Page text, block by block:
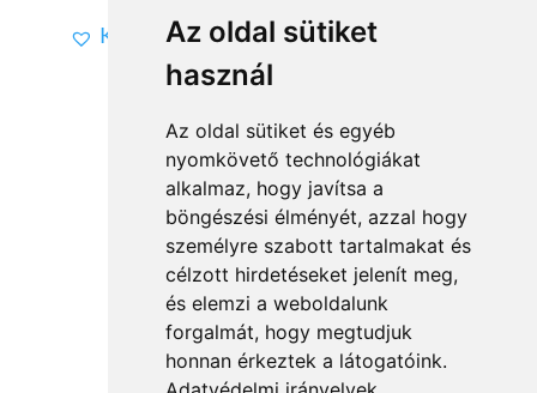
Az oldal sütiket
használ
Az oldal sütiket és egyéb
nyomkövető technológiákat
alkalmaz, hogy javítsa a
böngészési élményét, azzal hogy
személyre szabott tartalmakat és
célzott hirdetéseket jelenít meg,
és elemzi a weboldalunk
forgalmát, hogy megtudjuk
honnan érkeztek a látogatóink.
Kívánságlistára
Vissza a kategóriákhoz
Full Cosmetix Kft© 2025